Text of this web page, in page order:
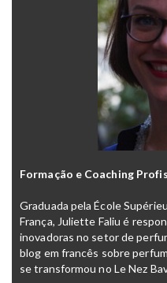
Formação e Coaching
Graduada pela École
França, Juliette Faliu é
inovadoras no setor de
blog em francês sobre
se transformou no Le Nez